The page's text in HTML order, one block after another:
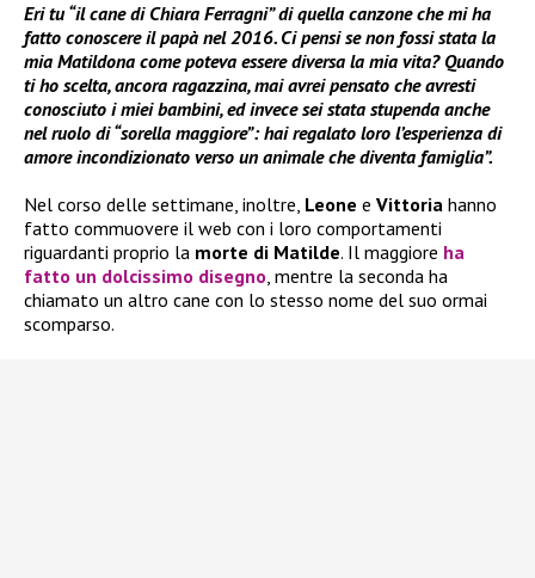
Eri tu “il cane di Chiara Ferragni” di quella canzone che mi ha
fatto conoscere il papà nel 2016. Ci pensi se non fossi stata la
mia Matildona come poteva essere diversa la mia vita? Quando
ti ho scelta, ancora ragazzina, mai avrei pensato che avresti
conosciuto i miei bambini, ed invece sei stata stupenda anche
nel ruolo di “sorella maggiore”: hai regalato loro l’esperienza di
amore incondizionato verso un animale che diventa famiglia”.
Nel corso delle settimane, inoltre, Leone e Vittoria hanno
fatto commuovere il web con i loro comportamenti
riguardanti proprio la morte di Matilde. Il maggiore ha
fatto un dolcissimo disegno, mentre la seconda ha
chiamato un altro cane con lo stesso nome del suo ormai
scomparso.